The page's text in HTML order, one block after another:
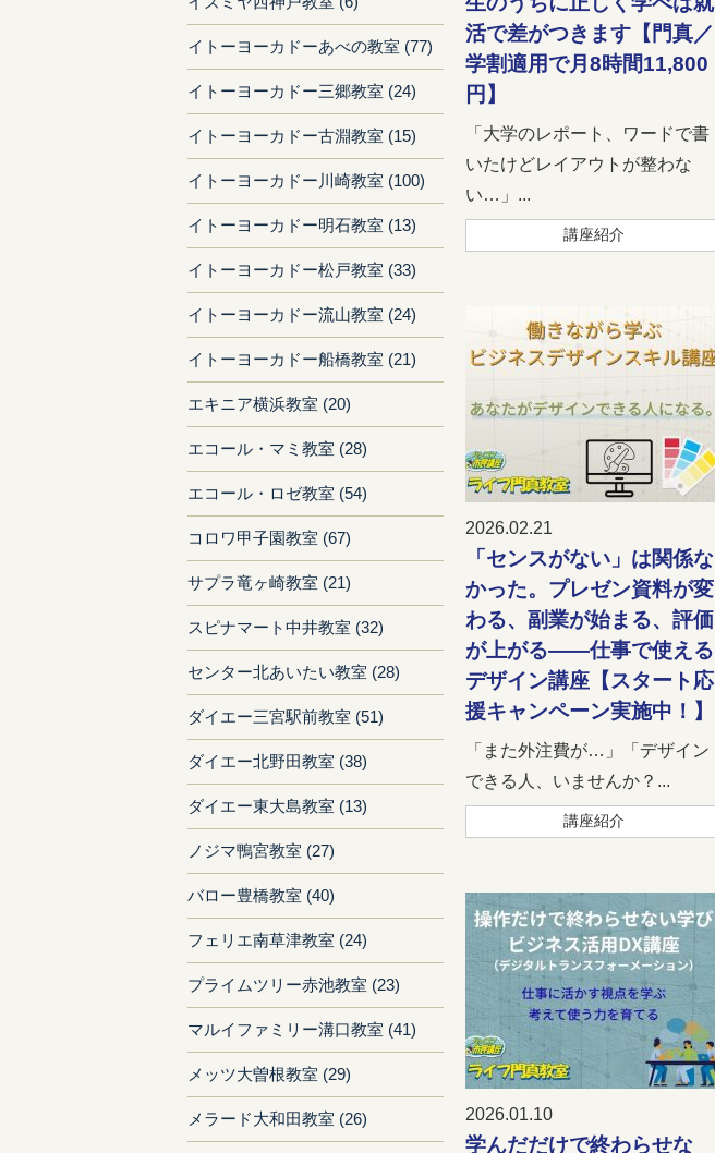
活で差がつきます【門真／
学割適用で月8時間11,800
円】
「大学のレポート、ワードで書
いたけどレイアウトが整わな
い…」...
講座紹介
2026.02.21
「センスがない」は関係な
かった。プレゼン資料が変
わる、副業が始まる、評価
が上がる——仕事で使える
デザイン講座【スタート応
援キャンペーン実施中！】
「また外注費が…」「デザイン
できる人、いませんか？...
講座紹介
2026.01.10
学んだだけで終わらせな
イトーヨーカドーあべの教室 (77)
イトーヨーカドー三郷教室 (24)
イトーヨーカドー古淵教室 (15)
イトーヨーカドー川崎教室 (100)
イトーヨーカドー明石教室 (13)
イトーヨーカドー松戸教室 (33)
イトーヨーカドー流山教室 (24)
イトーヨーカドー船橋教室 (21)
エキニア横浜教室 (20)
エコール・マミ教室 (28)
エコール・ロゼ教室 (54)
コロワ甲子園教室 (67)
サプラ竜ヶ崎教室 (21)
スピナマート中井教室 (32)
センター北あいたい教室 (28)
ダイエー三宮駅前教室 (51)
ダイエー北野田教室 (38)
ダイエー東大島教室 (13)
ノジマ鴨宮教室 (27)
バロー豊橋教室 (40)
フェリエ南草津教室 (24)
プライムツリー赤池教室 (23)
マルイファミリー溝口教室 (41)
メッツ大曽根教室 (29)
メラード大和田教室 (26)